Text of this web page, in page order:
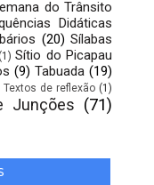
do Trânsito
Didáticas
(20) Sílabas
(1) Sítio do Picapau
(9) Tabuada (19)
Textos de reflexão (1)
Junções (71)